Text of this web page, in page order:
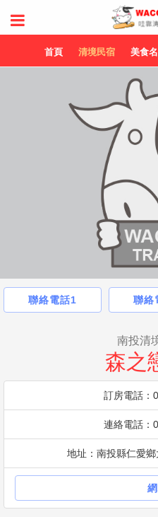
首頁 清境民宿 美食
聯絡電話1 聯絡
南投清
森之
訂房電話：
連絡電話：
地址：南投縣仁愛